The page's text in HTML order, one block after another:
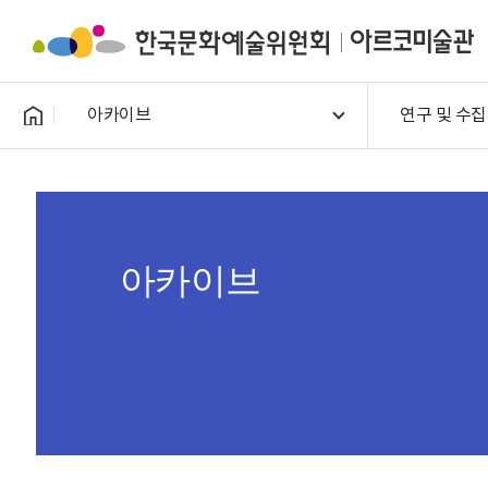
아카이브 연구 및 수집
아카이브